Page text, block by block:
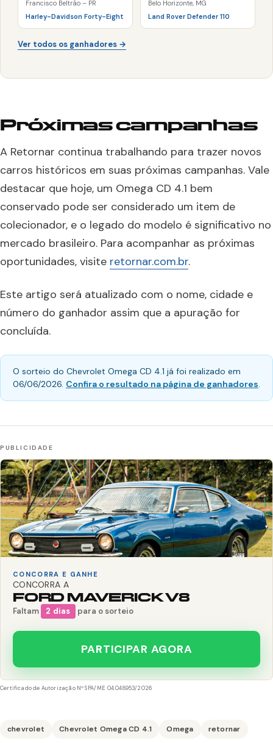
Francisco Beltrão – PR
Harley-Davidson Forty-Eight
Belo Horizonte, MG
Land Rover Defender 110
Ver todos os ganhadores →
Próximas campanhas
A Retornar continua trabalhando para trazer novos
carros históricos em suas próximas campanhas. Vale
destacar que hoje, um Omega CD 4.1 bem
conservado pode ser considerado um item de
colecionador, e o legado do modelo é significativo no
mercado brasileiro. Para acompanhar as próximas
oportunidades, visite retornar.com.br.
Este artigo será atualizado com o nome, cidade e
número do ganhador assim que a apuração for
concluída.
O sorteio do Chevrolet Omega CD 4.1 já foi realizado em
06/06/2026. Confira o resultado na página de ganhadores.
CONCORRA E GANHE
CONCORRA A
FORD MAVERICK V8
Faltam 2 dias para o sorteio
PARTICIPAR AGORA
Certificado de Autorização Nº SPA/ME 04.048953/2026
chevrolet Chevrolet Omega CD 4.1 Omega retornar